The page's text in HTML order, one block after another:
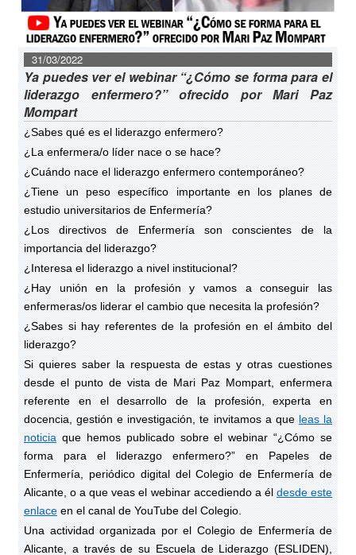
31/03/2022
Ya puedes ver el webinar “¿Cómo se forma para el
liderazgo enfermero?” ofrecido por Mari Paz
Mompart
¿Sabes qué es el liderazgo enfermero?
¿La enfermera/o líder nace o se hace?
¿Cuándo nace el liderazgo enfermero contemporáneo?
¿Tiene un peso específico importante en los planes de
estudio universitarios de Enfermería?
¿Los directivos de Enfermería son conscientes de la
importancia del liderazgo?
¿Interesa el liderazgo a nivel institucional?
¿Hay unión en la profesión y vamos a conseguir las
enfermeras/os liderar el cambio que necesita la profesión?
¿Sabes si hay referentes de la profesión en el ámbito del
liderazgo?
Si quieres saber la respuesta de estas y otras cuestiones
desde el punto de vista de Mari Paz Mompart, enfermera
referente en el desarrollo de la profesión, experta en
docencia, gestión e investigación, te invitamos a que leas la
noticia que hemos publicado sobre el webinar “¿Cómo se
forma para el liderazgo enfermero?” en Papeles de
Enfermería, periódico digital del Colegio de Enfermería de
Alicante, o a que veas el webinar accediendo a él desde este
enlace en el canal de YouTube del Colegio.
Una actividad organizada por el Colegio de Enfermería de
Alicante, a través de su Escuela de Liderazgo (ESLIDEN),